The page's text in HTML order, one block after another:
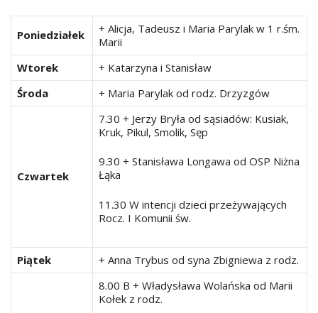
Poniedziałek
+ Alicja, Tadeusz i Maria Parylak w 1 r.śm.
Marii
Wtorek
+ Katarzyna i Stanisław
Środa
+ Maria Parylak od rodz. Drzyzgów
Czwartek
7.30 + Jerzy Bryła od sąsiadów: Kusiak,
Kruk, Pikul, Smolik, Sęp
9.30 + Stanisława Longawa od OSP Niżna
Łąka
11.30 W intencji dzieci przeżywających
Rocz. I Komunii św.
Piątek + Anna Trybus od syna Zbigniewa z rodz.
8.00 B + Władysława Wolańska od Marii
Kołek z rodz.